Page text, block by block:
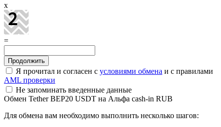
x
=
Я прочитал и согласен с условиями обмена и с правилами
AML проверки
Не запоминать введенные данные
Обмен Tether BEP20 USDT на Альфа cash-in RUB
Для обмена вам необходимо выполнить несколько шагов: